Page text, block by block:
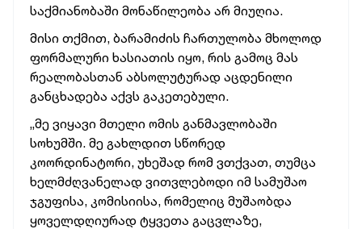
საქმიანობაში მონაწილეობა არ მიუღია.
მისი თქმით, ბარამიძის ჩართულობა მხოლოდ
ფორმალური ხასიათის იყო, რის გამოც მას
რეალობასთან აბსოლუტურად აცდენილი
განცხადება აქვს გაკეთებული.
„მე ვიყავი მთელი ომის განმავლობაში
სოხუმში. მე გახლდით სწორედ
კოორდინატორი, უხეშად რომ ვთქვათ, თუმცა
ხელმძღვანელად ვითვლებოდი იმ სამუშაო
ჯგუფისა, კომისიისა, რომელიც მუშაობდა
ყოველდღიურად ტყვეთა გაცვლაზე,